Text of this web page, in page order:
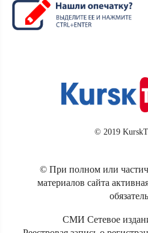
© 2019
© При полном или
материалов сайта
СМИ Сетевое